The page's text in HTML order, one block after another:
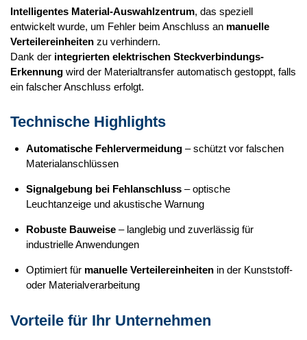
Intelligentes Material-Auswahlzentrum, das speziell
entwickelt wurde, um Fehler beim Anschluss an manuelle
Verteilereinheiten zu verhindern.
Dank der integrierten elektrischen Steckverbindungs-
Erkennung wird der Materialtransfer automatisch gestoppt, falls
ein falscher Anschluss erfolgt.
Technische Highlights
Automatische Fehlervermeidung– schützt vor falschen
Materialanschlüssen
Signalgebung bei Fehlanschluss– optische
Leuchtanzeige und akustische Warnung
Robuste Bauweise– langlebig und zuverlässig für
industrielle Anwendungen
Optimiert für manuelle Verteilereinheitenin der Kunststoff-
oder Materialverarbeitung
Vorteile für Ihr Unternehmen